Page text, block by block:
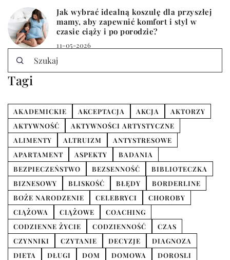
Jak wybrać idealną koszulę dla przyszłej
mamy, aby zapewnić komfort i styl w
czasie ciąży i po porodzie?
11-05-2026
Tagi
AKADEMICKIE AKCEPTACJA AKCJA
AKTORZY
AKTYWNOŚĆ
AKTYWNOŚCI ARTYSTYCZNE
ALIMENTY
ALTRUIZM
ANTYSTRESOWE
APARTAMENT
ASPEKTY
BADANIA
BEZPIECZEŃSTWO
BEZSENNOŚĆ
BIBLIOTECZKA
BIZNESOWY
BLISKOŚĆ BŁĘDY
BORDERLINE
BOŻE NARODZENIE
CELEBRYCI
CHOROBY
CIĄŻOWA
CIĄŻOWE
COACHING
CODZIENNE ŻYCIE
CODZIENNOŚĆ
CZAS
CZYNNIKI
CZYTANIE DECYZJE
DIAGNOZA
DIETA
DŁUGI DOM DOMOWA
DOROSLI